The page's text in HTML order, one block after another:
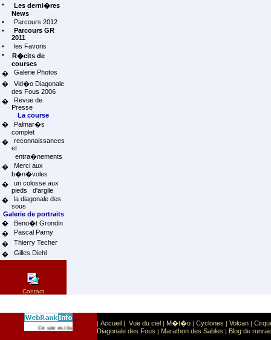
•
Les derni�res
News
•
Parcours 2012
•
Parcours GR
2011
•
les Favoris
•
R�cits de
courses
�
Galerie Photos
�
Vid�o Diagonale
des Fous 2006
�
Revue de
Presse
La course
�
Palmar�s
complet
�
reconnaissances
et
entra�nements
�
Merci aux
b�n�voles
�
un colosse aux
pieds d'argile
�
la diagonale des
sous
Galerie de portraits
�
Beno�t Grondin
�
Pascal Parny
�
Thierry Techer
�
Gilles Diehl
Contact
Ce site est list� dans la cat�gorie Sport: Sports extr�mes
| Accueil | Vue du ciel | M�t�o | Cyclones | Volcan |
Diagonale des Fous | Marathon des Sables | Blog de